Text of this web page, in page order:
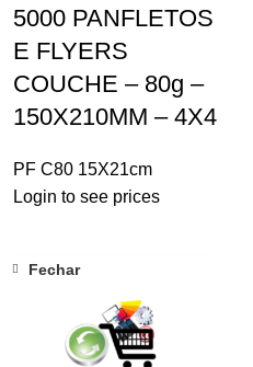
5000 PANFLETOS
E FLYERS
COUCHE – 80g –
150X210MM – 4X4
PF C80 15X21cm
Login to see prices
Fechar